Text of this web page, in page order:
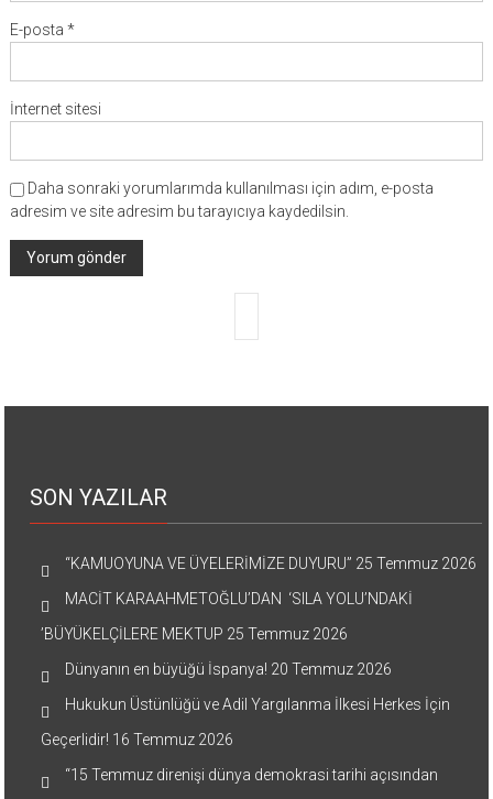
E-posta *
İnternet sitesi
Daha sonraki yorumlarımda kullanılması için adım, e-posta
adresim ve site adresim bu tarayıcıya kaydedilsin.
SON YAZILAR
“KAMUOYUNA VE ÜYELERİMİZE DUYURU” 25 Temmuz 2026
MACİT KARAAHMETOĞLU’DAN ‘SILA YOLU’NDAKİ
’BÜYÜKELÇİLERE MEKTUP 25 Temmuz 2026
Dünyanın en büyüğü İspanya! 20 Temmuz 2026
Hukukun Üstünlüğü ve Adil Yargılanma İlkesi Herkes İçin
Geçerlidir! 16 Temmuz 2026
“15 Temmuz direnişi dünya demokrasi tarihi açısından